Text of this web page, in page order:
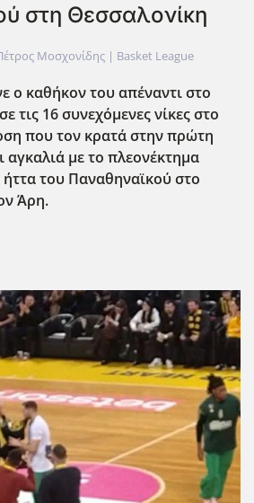
στη Θεσσαλονίκη
Μοσχονίδης | Basket League
ο καθήκον του απέναντι στο
τις 16 συνεχόμενες νίκες στο
που τον κρατά στην πρώτη
αγκαλιά με το πλεονέκτημα
ήττα του Παναθηναϊκού στο
Άρη.